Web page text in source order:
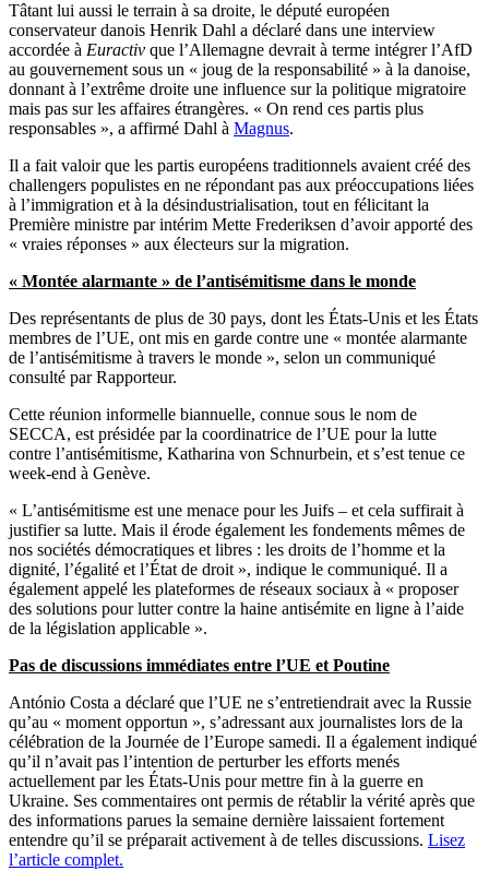
Tâtant lui aussi le terrain à sa droite, le député européen
conservateur danois Henrik Dahl a déclaré dans une interview
accordée à Euractiv que l’Allemagne devrait à terme intégrer l’AfD
au gouvernement sous un « joug de la responsabilité » à la danoise,
donnant à l’extrême droite une influence sur la politique migratoire
mais pas sur les affaires étrangères. « On rend ces partis plus
responsables », a affirmé Dahl à Magnus.
Il a fait valoir que les partis européens traditionnels avaient créé des
challengers populistes en ne répondant pas aux préoccupations liées
à l’immigration et à la désindustrialisation, tout en félicitant la
Première ministre par intérim Mette Frederiksen d’avoir apporté des
« vraies réponses » aux électeurs sur la migration.
« Montée alarmante » de l’antisémitisme dans le monde
Des représentants de plus de 30 pays, dont les États-Unis et les États
membres de l’UE, ont mis en garde contre une « montée alarmante
de l’antisémitisme à travers le monde », selon un communiqué
consulté par Rapporteur.
Cette réunion informelle biannuelle, connue sous le nom de
SECCA, est présidée par la coordinatrice de l’UE pour la lutte
contre l’antisémitisme, Katharina von Schnurbein, et s’est tenue ce
week-end à Genève.
« L’antisémitisme est une menace pour les Juifs – et cela suffirait à
justifier sa lutte. Mais il érode également les fondements mêmes de
nos sociétés démocratiques et libres : les droits de l’homme et la
dignité, l’égalité et l’État de droit », indique le communiqué. Il a
également appelé les plateformes de réseaux sociaux à « proposer
des solutions pour lutter contre la haine antisémite en ligne à l’aide
de la législation applicable ».
Pas de discussions immédiates entre l’UE et Poutine
António Costa a déclaré que l’UE ne s’entretiendrait avec la Russie
qu’au « moment opportun », s’adressant aux journalistes lors de la
célébration de la Journée de l’Europe samedi. Il a également indiqué
qu’il n’avait pas l’intention de perturber les efforts menés
actuellement par les États-Unis pour mettre fin à la guerre en
Ukraine. Ses commentaires ont permis de rétablir la vérité après que
des informations parues la semaine dernière laissaient fortement
entendre qu’il se préparait activement à de telles discussions. Lisez
l’article complet.